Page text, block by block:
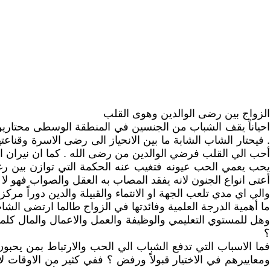
الزواج بين رضى الوالدين وهوى القلب
احياناً يقف الشباب من الجنسين في المنطقة الوسطى محتارين
. فيحتار الشاب الشابة ما بين الانحياز الى رضى الاسرة
أحب الي القلب فرضي الوالدين من رضى الله . كما ان
يحب يعمي الحب عيونه فتغيب عنه الحكمة التي توازن
أعتى انواع الجنون لانه يفقد المصاب به العقل والصواب فهو
والي اي مدي تلعب الجهة او الانتماء والقبيلة والدين دوراً
ما أهمية الدرجة العلمية وفائدتها في الزواج طالما ارتضى
وهل للمستوي التعليمي والوظيفة والعمل والاعمال والمال
؟
فما الاسباب التي تدفع الشباب الي الحب والارتباط بمن
ومعاييرهم في الاختيار قبولاً ورفض ؟ ففي كثير من الاوقات